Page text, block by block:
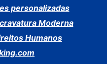
personalizadas
Moderna
Humanos